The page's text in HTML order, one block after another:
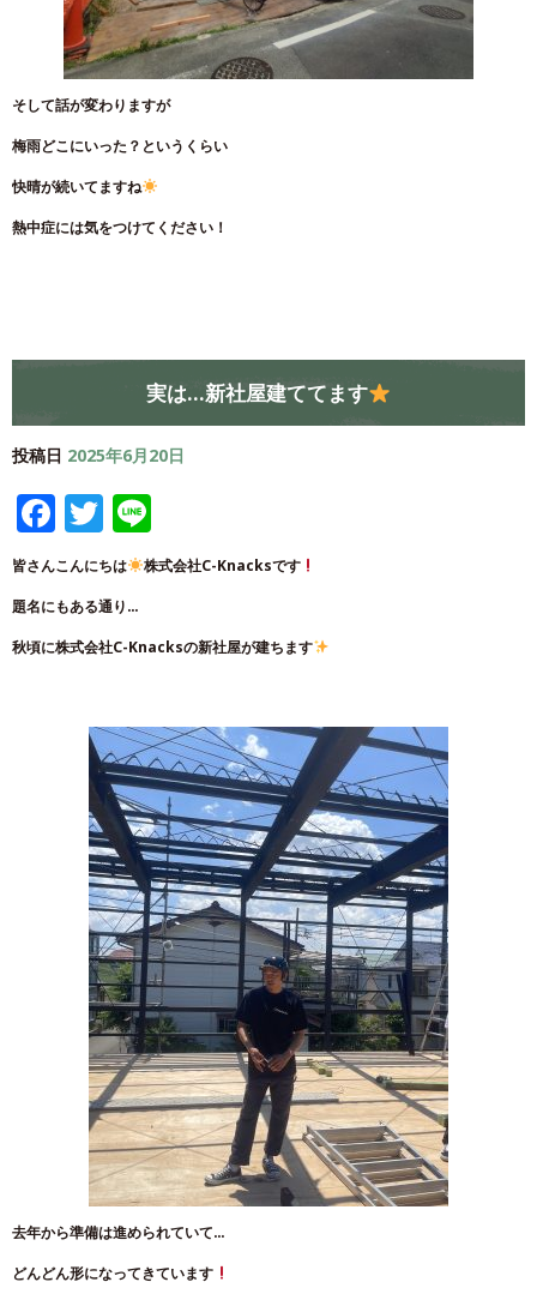
そして話が変わりますが
梅雨どこにいった？というくらい
快晴が続いてますね
熱中症には気をつけてください！
実は…新社屋建ててます
投稿日 2025年6月20日
Facebook
Twitter
皆さんこんにちは
株式会社C-Knacksです
題名にもある通り…
秋頃に株式会社C-Knacksの新社屋が建ちます
去年から準備は進められていて…
どんどん形になってきています